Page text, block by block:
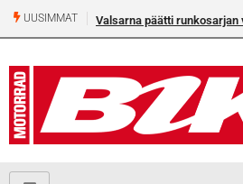
UUSIMMAT Valsarna päätti runkosarjan